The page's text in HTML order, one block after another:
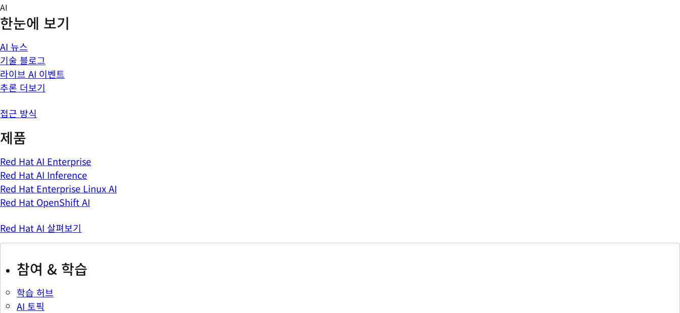
Skip
to
content
AI
한눈에 보기
AI 뉴스
기술 블로그
라이브 AI 이벤트
추론 더보기
접근 방식
제품
Red Hat AI Enterprise
Red Hat AI Inference
Red Hat Enterprise Linux AI
Red Hat OpenShift AI
Red Hat AI 살펴보기
참여 & 학습
학습 허브
AI 토픽